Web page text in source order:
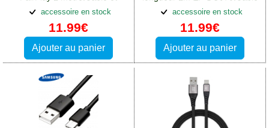
connectivité Blackberry Key2
accessoire en stock
11.99€
Ajouter au panier
et connectivité Blackberry
Key2
accessoire en stock
11.99€
Ajouter au panier